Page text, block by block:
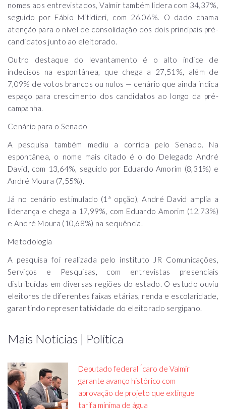
nomes aos entrevistados, Valmir também lidera com 34,37%,
seguido por Fábio Mitidieri, com 26,06%. O dado chama
atenção para o nível de consolidação dos dois principais pré-
candidatos junto ao eleitorado.
Outro destaque do levantamento é o alto índice de
indecisos na espontânea, que chega a 27,51%, além de
7,09% de votos brancos ou nulos — cenário que ainda indica
espaço para crescimento dos candidatos ao longo da pré-
campanha.
Cenário para o Senado
A pesquisa também mediu a corrida pelo Senado. Na
espontânea, o nome mais citado é o do Delegado André
David, com 13,64%, seguido por Eduardo Amorim (8,31%) e
André Moura (7,55%).
Já no cenário estimulado (1ª opção), André David amplia a
liderança e chega a 17,99%, com Eduardo Amorim (12,73%)
e André Moura (10,68%) na sequência.
Metodologia
A pesquisa foi realizada pelo instituto JR Comunicações,
Serviços e Pesquisas, com entrevistas presenciais
distribuídas em diversas regiões do estado. O estudo ouviu
eleitores de diferentes faixas etárias, renda e escolaridade,
garantindo representatividade do eleitorado sergipano.
Mais Notícias | Política
Deputado federal Ícaro de Valmir
garante avanço histórico com
aprovação de projeto que extingue
tarifa mínima de água